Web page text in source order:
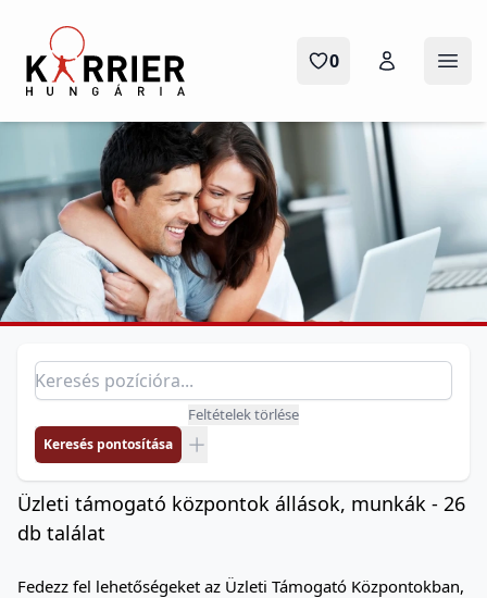
Karrier Hungária
0
Pozíció keresés
Feltételek törlése
Keresés pontosítása
Üzleti támogató központok állások, munkák - 26
db találat
Fedezz fel lehetőségeket az Üzleti Támogató Központokban,